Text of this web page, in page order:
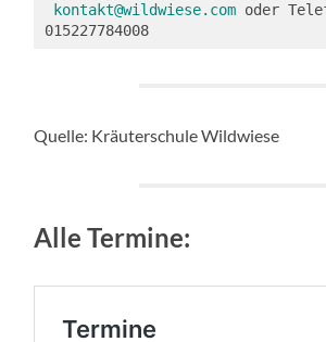
kontakt@wildwiese.com oder
015227784008
Quelle: Kräuterschule Wildwiese
Alle Termine: